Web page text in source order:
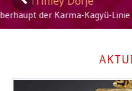
Stammsitz